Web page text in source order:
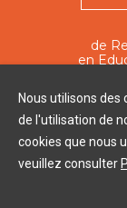
de
en
Nous utilisons
de l'utilisation de
cookies que nous
veuillez consulter